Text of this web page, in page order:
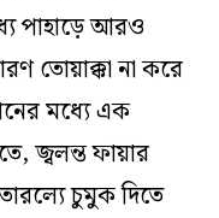
পাহাড়ে আরও
তোয়াক্কা না করে
মধ্যে এক
জ্বলন্ত ফায়ার
চুমুক দিতে